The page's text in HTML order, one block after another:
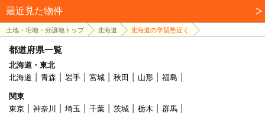
最近見た物件
土地・宅地・分譲地トップ 北海道 北海道の学習塾近く
都道府県一覧
北海道・東北
北海道
青森 岩手 宮城 秋田 山形
福島
関東
東京
神奈川 埼玉 千葉 茨城 栃木
群馬